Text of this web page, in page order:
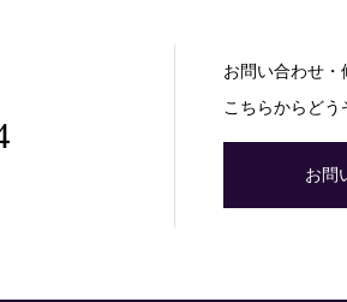
お問い合わせ
こちらからどう
お問